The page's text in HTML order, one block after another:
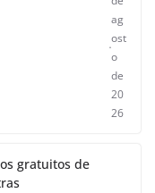
ag
ost
o
de
20
26
gratuitos de